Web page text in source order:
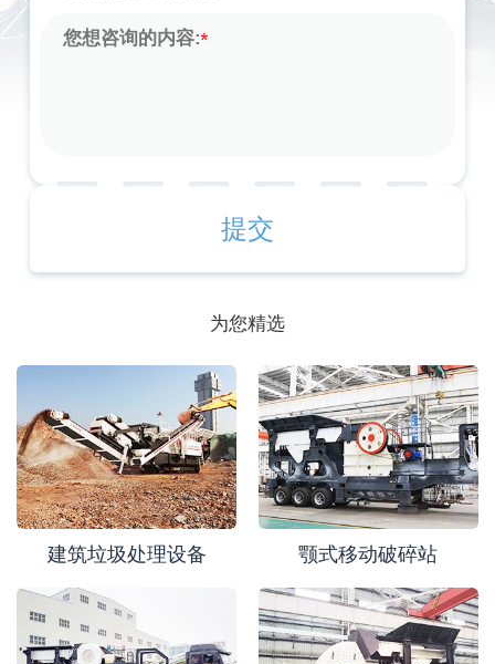
为您精选
建筑垃圾处理设备 颚式移动破碎站